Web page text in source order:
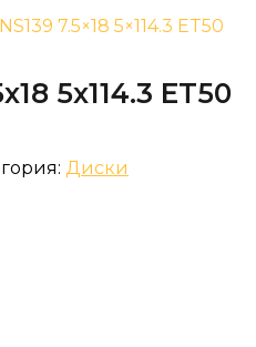
7.5×18 5×114.3 ET50
5x114.3 ET50
Диски